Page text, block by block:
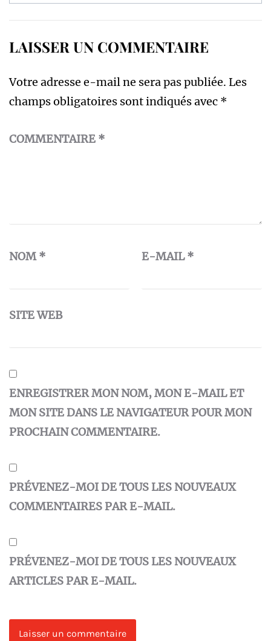
LAISSER UN COMMENTAIRE
Votre adresse e-mail ne sera pas publiée. Les
champs obligatoires sont indiqués avec *
COMMENTAIRE *
NOM* E-MAIL*
SITE WEB
ENREGISTRER MON NOM, MON E-MAIL ET
MON SITE DANS LE NAVIGATEUR POUR MON
PROCHAIN COMMENTAIRE.
PRÉVENEZ-MOI DE TOUS LES NOUVEAUX
COMMENTAIRES PAR E-MAIL.
PRÉVENEZ-MOI DE TOUS LES NOUVEAUX
ARTICLES PAR E-MAIL.